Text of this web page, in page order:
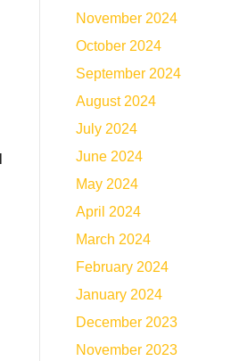
November 2024
October 2024
September 2024
August 2024
July 2024
June 2024
May 2024
April 2024
March 2024
February 2024
January 2024
December 2023
November 2023